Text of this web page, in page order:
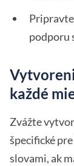
podporu
každé
Zvážte
špecifické
slovami, ak